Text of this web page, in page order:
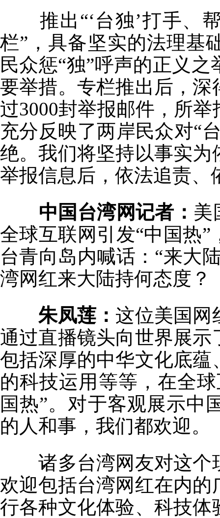
推出“‘台独’打手、
栏”，具备坚实的法理基
民众惩“独”呼声的正义
要举措。专栏推出后，
过3000封举报邮件，所
充分反映了两岸民众对“
绝。我们将坚持以事实
举报信息后，依法追责、
中国台湾网记者： 美
全球互联网引发“中国热
台青向岛内喊话：“来大
湾网红来大陆持何态度？
朱凤莲： 这位美国网
通过直播镜头向世界展
包括深厚的中华文化底
的科技运用等等，在全
国热”。对于客观展示中
的人和事，我们都欢迎。
诸多台湾网友对这个
欢迎包括台湾网红在内
行各种文化体验、科技